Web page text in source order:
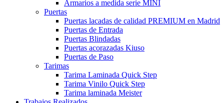
Armarios a medida serie MINI
Puertas
Puertas lacadas de calidad PREMIUM en Madrid
Puertas de Entrada
Puertas Blindadas
Puertas acorazadas Kiuso
Puertas de Paso
Tarimas
Tarima Laminada Quick Step
Tarima Vinilo Quick Step
Tarima laminada Meister